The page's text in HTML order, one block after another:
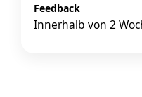
Feedback
Innerhalb von 2